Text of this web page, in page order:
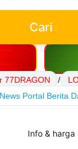
Cari
77DRAGON /
Portal Berita
Info & harga